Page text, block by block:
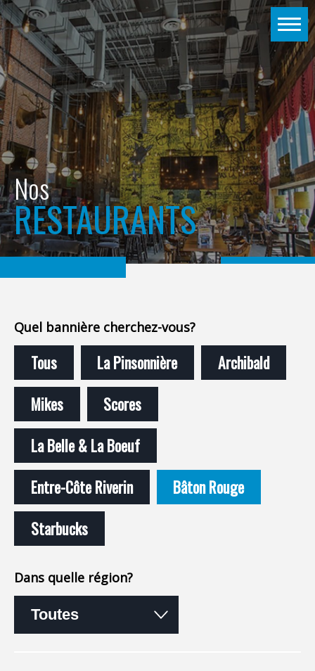
Nos
RESTAURANTS
Quel bannière cherchez-vous?
Tous La Pinsonnière
Archibald
Mikes
Scores
La Belle & La Boeuf
Entre-Côte Riverin
Bâton Rouge
Starbucks
Dans quelle région?